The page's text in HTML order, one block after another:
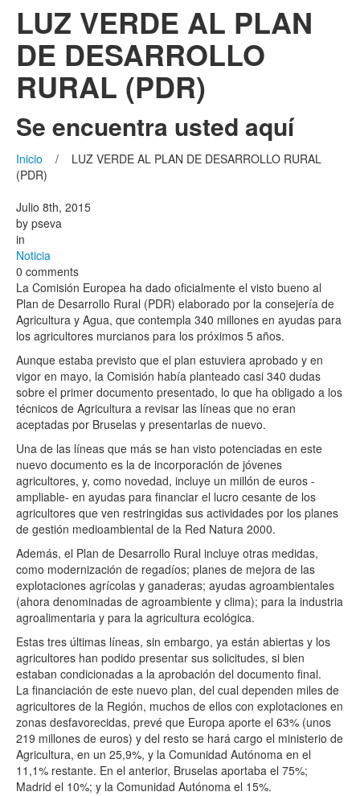
LUZ VERDE AL PLAN
DE DESARROLLO
RURAL (PDR)
Se encuentra usted aquí
Inicio / LUZ VERDE AL PLAN DE DESARROLLO RURAL
(PDR)
Julio 8th, 2015
by pseva
in
Noticia
0 comments
La Comisión Europea ha dado oficialmente el visto bueno al
Plan de Desarrollo Rural (PDR) elaborado por la consejería de
Agricultura y Agua, que contempla 340 millones en ayudas para
los agricultores murcianos para los próximos 5 años.
Aunque estaba previsto que el plan estuviera aprobado y en
vigor en mayo, la Comisión había planteado casi 340 dudas
sobre el primer documento presentado, lo que ha obligado a los
técnicos de Agricultura a revisar las líneas que no eran
aceptadas por Bruselas y presentarlas de nuevo.
Una de las líneas que más se han visto potenciadas en este
nuevo documento es la de incorporación de jóvenes
agricultores, y, como novedad, incluye un millón de euros -
ampliable- en ayudas para financiar el lucro cesante de los
agricultores que ven restringidas sus actividades por los planes
de gestión medioambiental de la Red Natura 2000.
Además, el Plan de Desarrollo Rural incluye otras medidas,
como modernización de regadíos; planes de mejora de las
explotaciones agrícolas y ganaderas; ayudas agroambientales
(ahora denominadas de agroambiente y clima); para la industria
agroalimentaria y para la agricultura ecológica.
Estas tres últimas líneas, sin embargo, ya están abiertas y los
agricultores han podido presentar sus solicitudes, si bien
estaban condicionadas a la aprobación del documento final.
La financiación de este nuevo plan, del cual dependen miles de
agricultores de la Región, muchos de ellos con explotaciones en
zonas desfavorecidas, prevé que Europa aporte el 63% (unos
219 millones de euros) y del resto se hará cargo el ministerio de
Agricultura, en un 25,9%, y la Comunidad Autónoma en el
11,1% restante. En el anterior, Bruselas aportaba el 75%;
Madrid el 10%; y la Comunidad Autónoma el 15%.